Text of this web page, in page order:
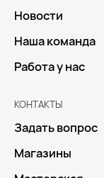
Новости
Наша команда
Работа у нас
КОНТАКТЫ
Задать вопрос
Магазины